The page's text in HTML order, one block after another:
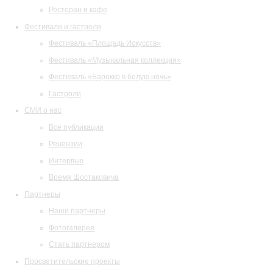
Ресторан и кафе
Фестивали и гастроли
Фестиваль «Площадь Искусств»
Фестиваль «Музыкальная коллекция»
Фестиваль «Барокко в белую ночь»
Гастроли
СМИ о нас
Все публикации
Рецензии
Интервью
Время Шостаковича
Партнеры
Наши партнеры
Фотогалерея
Стать партнером
Просветительские проекты